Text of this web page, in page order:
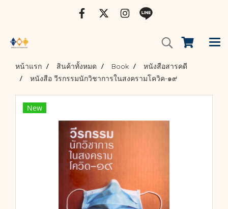
หน้าแรก สินค้าทั้งหมด Book
หนังสือสารคดี
หนังสือ วีรกรรมนักวิชาการในสงครามโควิค-๑๙
New